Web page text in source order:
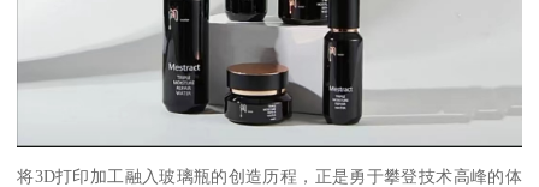
将3D打印加工融入玻璃瓶的创造历程，正是勇于攀登技术高峰的体